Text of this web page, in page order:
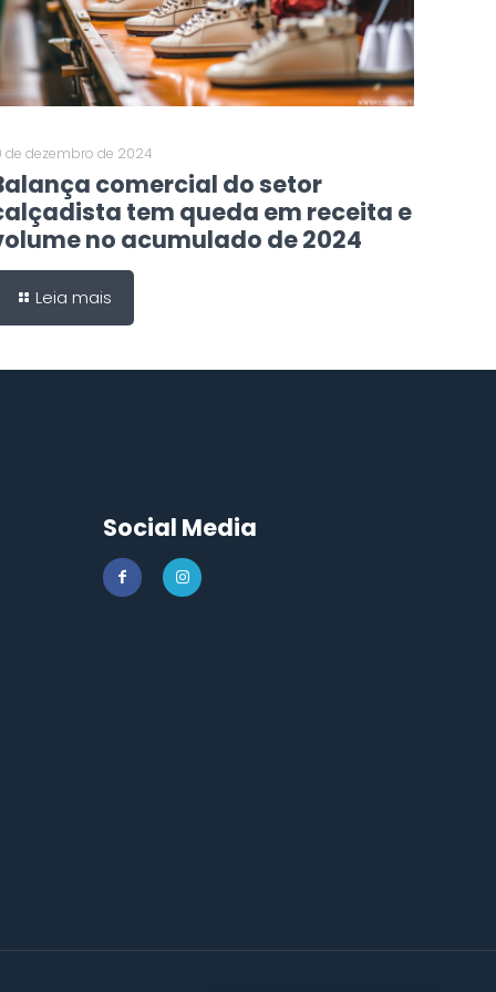
de dezembro de 2024
comercial do setor
tem queda em receita e
no acumulado de 2024
Leia mais
Social Media